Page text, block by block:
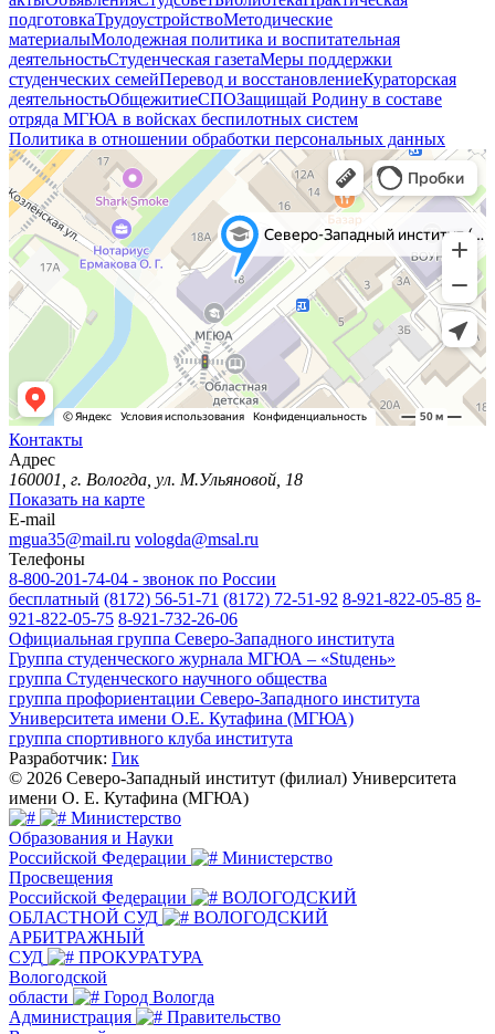
подготовкаТрудоустройствоМетодические
материалыМолодежная политика и воспитательная
деятельностьСтуденческая газетаМеры поддержки
студенческих семейПеревод и восстановлениеКураторская
деятельностьОбщежитиеСПОЗащищай Родину в составе
отряда МГЮА в войсках беспилотных систем
Политика в отношении обработки персональных данных
Контакты
Адрес
160001, г. Вологда, ул. М.Ульяновой, 18
Показать на карте
E-mail
mgua35@mail.ru vologda@msal.ru
Телефоны
8-800-201-74-04 - звонок по России
бесплатный (8172) 56-51-71 (8172) 72-51-92 8-921-822-05-85 8-
921-822-05-75 8-921-732-26-06
Официальная группа Северо-Западного института
Группа студенческого журнала МГЮА – «Stuдень»
группа Студенческого научного общества
группа профориентации Северо-Западного института
Университета имени О.Е. Кутафина (МГЮА)
группа спортивного клуба института
Разработчик: Гик
© 2026 Северо-Западный институт (филиал) Университета
имени О. Е. Кутафина (МГЮА)
Министерство
Образования и Науки
Российской Федерации
Министерство
Просвещения
Российской Федерации
ВОЛОГОДСКИЙ
ОБЛАСТНОЙ СУД
ВОЛОГОДСКИЙ
АРБИТРАЖНЫЙ
СУД
ПРОКУРАТУРА
Вологодской
области
Город Вологда
Администрация
Правительство